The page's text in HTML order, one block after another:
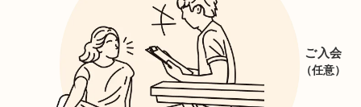
ご入会
（任意）